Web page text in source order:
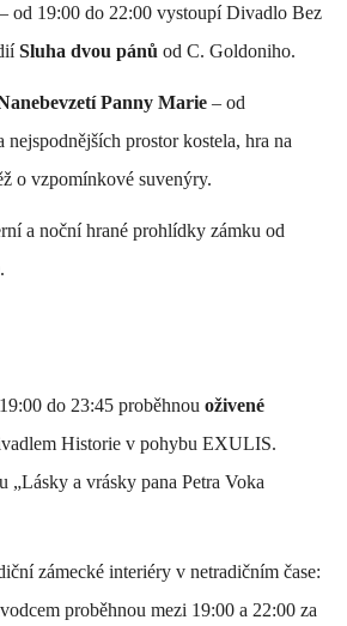
– od 19:00 do 22:00 vystoupí Divadlo Bez
Sluha dvou pánů od C. Goldoniho.
Panny Marie – od
nejspodnějších prostor kostela, hra na
o vzpomínkové suvenýry.
a noční hrané prohlídky zámku od
do 23:45 proběhnou oživené
Historie v pohybu EXULIS.
„Lásky a vrásky pana Petra Voka
zámecké interiéry v netradičním čase:
proběhnou mezi 19:00 a 22:00 za